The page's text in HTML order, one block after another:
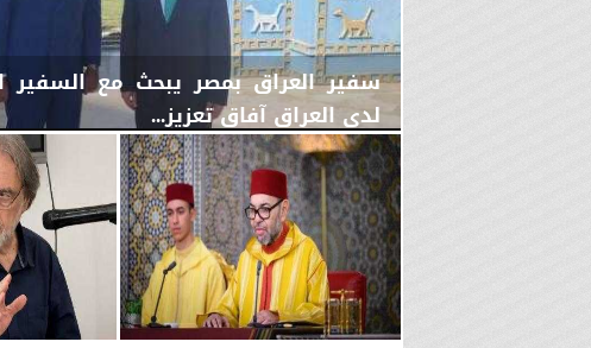
سفير العراق بمصر يبحث مع السفير
لدى العراق آفاق تعزيز...
الخميس، 30 يوليو 2026 11:01 مـ